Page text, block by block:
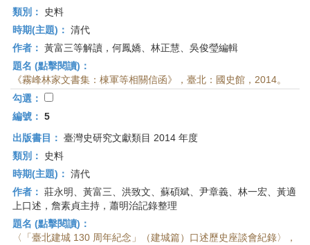
類別：
史料
時期(主題)： 清代
作者： 黃富三等解讀，何鳳嬌、林正慧、吳俊瑩編輯
題名 (點擊閱讀)：
《霧峰林家文書集：棟軍等相關信函》，臺北：國史館，2014。
勾選：
編號： 5
出版書目： 臺灣史研究文獻類目 2014 年度
類別：
史料
時期(主題)： 清代
作者： 莊永明、黃富三、洪致文、蘇碩斌、尹章義、林一宏、黃適
上口述，詹素貞主持，蕭明治記錄整理
題名 (點擊閱讀)：
〈「臺北建城 130 周年紀念」（建城篇）口述歷史座談會紀錄〉，